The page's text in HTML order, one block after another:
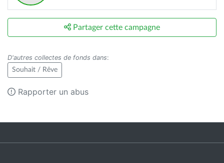
Partager cette campagne
D'autres collectes de fonds dans:
Souhait / Rêve
Rapporter un abus